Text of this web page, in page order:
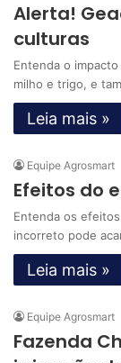
Alerta!
culturas
Entenda o
milho e trigo, e
Leia mais »
Equipe Agrosmart
Efeitos do
Entenda os
incorreto pode
Leia mais »
Equipe Agrosmart
Fazenda